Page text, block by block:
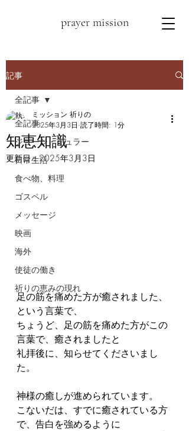
prayer mission
記事
全記事
ジョージ・ミュラー
日常生活
食べ物、料理
ゴスペル
メッセージ
映画
海外
使徒の働き
祈りの恵みの現れ
全記事
知恵知識
ミッション 祈りの
2025年3月3日 読了時間: 1分
更新日：2025年3月3日
足の筋を痛めた方が癒されました、
という言葉で、
ちょうど、足の筋を痛めた方がこの
言葉で、癒されましたと
礼拝後に、知らせてくださいまし
た。
神様の癒しが進められています。
こないだは、すでに癒されている方
で、告白を強めるように